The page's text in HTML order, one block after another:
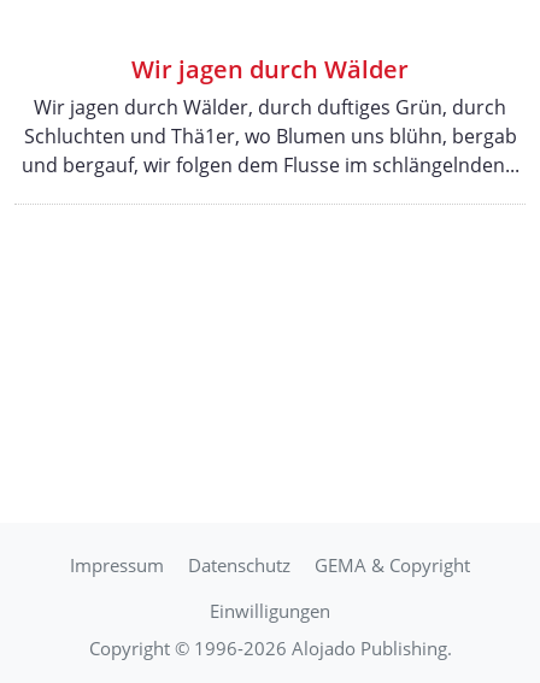
Wir jagen durch Wälder
Wir jagen durch Wälder, durch duftiges Grün, durch
Schluchten und Thä1er, wo Blumen uns blühn, bergab
und bergauf, wir folgen dem Flusse im schlängelnden...
Impressum Datenschutz
GEMA & Copyright
Einwilligungen
Copyright © 1996-2026 Alojado Publishing.